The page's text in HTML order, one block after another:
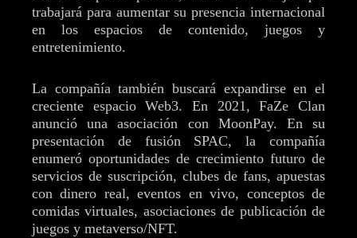
trabajará para aumentar su presencia internacional
en los espacios de contenido, juegos y
entretenimiento.
La compañía también buscará expandirse en el
creciente espacio Web3. En 2021, FaZe Clan
anunció una asociación con MoonPay. En su
presentación de fusión SPAC, la compañía
enumeró oportunidades de crecimiento futuro de
servicios de suscripción, clubes de fans, apuestas
con dinero real, eventos en vivo, conceptos de
comidas virtuales, asociaciones de publicación de
juegos y metaverso/NFT.